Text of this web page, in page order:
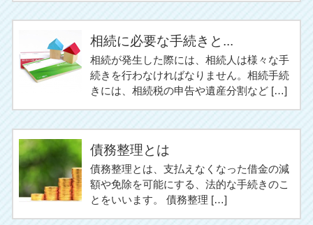
相続に必要な手続きと...
相続が発生した際には、相続人は様々な手
続きを行わなければなりません。相続手続
きには、相続税の申告や遺産分割など […]
債務整理とは
債務整理とは、支払えなくなった借金の減
額や免除を可能にする、法的な手続きのこ
とをいいます。 債務整理 […]